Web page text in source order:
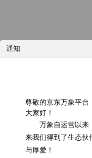
通知
尊敬的京东万象平台
大家好！
万象自运营以来
来我们得到了生态伙
与厚爱！
国内天气